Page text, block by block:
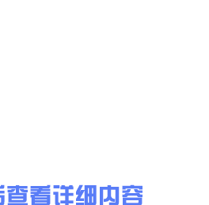
（www.creditchina.gov.cn）失信被执行